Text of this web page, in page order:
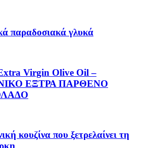
παραδοσιακά γλυκά
Virgin Olive Oil –
ΕΞΤΡΑ ΠΑΡΘΕΝΟ
κουζίνα που ξετρελαίνει τη